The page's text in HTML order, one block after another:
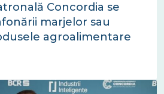
Concordia se
marjelor sau
agroalimentare